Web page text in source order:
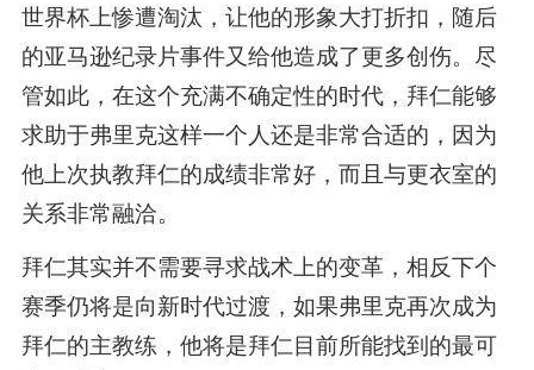
世界杯上惨遭淘汰，让他的形象大打折扣，随后
的亚马逊纪录片事件又给他造成了更多创伤。尽
管如此，在这个充满不确定性的时代，拜仁能够
求助于弗里克这样一个人还是非常合适的，因为
他上次执教拜仁的成绩非常好，而且与更衣室的
关系非常融洽。
拜仁其实并不需要寻求战术上的变革，相反下个
赛季仍将是向新时代过渡，如果弗里克再次成为
拜仁的主教练，他将是拜仁目前所能找到的最可